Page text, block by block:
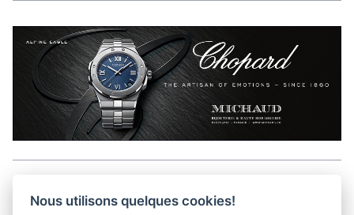
Nous utilisons quelques cookies!